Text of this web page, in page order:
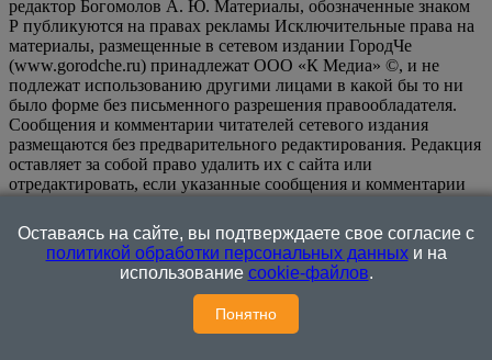
редактор Богомолов А. Ю. Материалы, обозначенные знаком
Р публикуются на правах рекламы Исключительные права на
материалы, размещенные в сетевом издании ГородЧе
(www.gorodche.ru) принадлежат ООО «К Медиа» ©, и не
подлежат использованию другими лицами в какой бы то ни
было форме без письменного разрешения правообладателя.
Сообщения и комментарии читателей сетевого издания
размещаются без предварительного редактирования. Редакция
оставляет за собой право удалить их с сайта или
отредактировать, если указанные сообщения и комментарии
или нарушением иных требований закона.
информационном ресурсе применяются рекомендательные
технологии (информационные технологии предоставления
информации на основе сбора, систематизации и анализа
сведений, относящихся к предпочтениям пользователей сети
"Интернет", находящихся на территории Российской
Оставаясь на сайте, вы подтверждаете свое согласие с
политикой обработки персональных данныхи на
использование cookie-файлов.
Понятно